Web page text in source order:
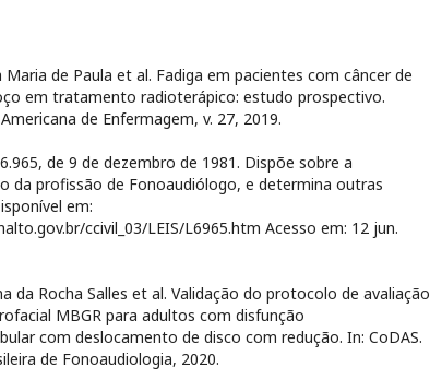
Maria de Paula et al. Fadiga em pacientes com câncer de
em tratamento radioterápico: estudo prospectivo.
de Enfermagem, v. 27, 2019.
6.965, de 9 de dezembro de 1981. Dispõe sobre a
da profissão de Fonoaudiólogo, e determina outras
em:
ccivil_03/LEIS/L6965.htm Acesso em: 12 jun.
da Rocha Salles et al. Validação do protocolo de avaliação
MBGR para adultos com disfunção
com deslocamento de disco com redução. In: CoDAS.
de Fonoaudiologia, 2020.